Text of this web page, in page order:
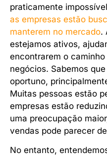
praticamente
as empresas estão
manterem no mercado.
estejamos ativos,
encontrarem o
negócios. Sabemos
oportuno,
Muitas pessoas estão
empresas estão
uma preocupação
vendas pode parecer
No entanto,